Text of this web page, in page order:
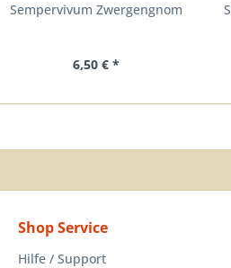
Sempervivum Zwergengnom
6,50 € *
Shop Service
Hilfe / Support